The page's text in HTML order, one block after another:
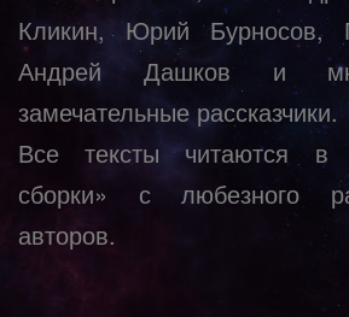
Кликин, Юрий Бурносов,
Андрей Дашков и
замечательные рассказчики.
Все тексты читаются
сборки» с любезного
авторов.